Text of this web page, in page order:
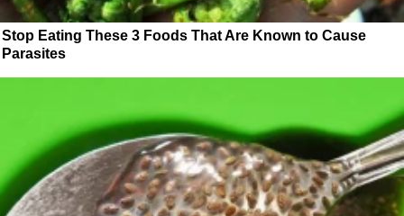
Stop Eating These 3 Foods That Are Known to Cause
Parasites